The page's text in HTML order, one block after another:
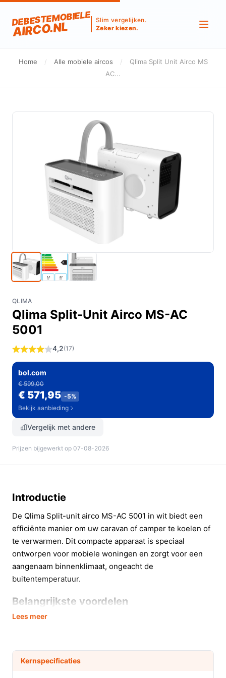
DEBESTEMOBIELE
AIRCO.NL
Slim vergelijken.
Zeker kiezen.
Home / Alle mobiele aircos /
Qlima Split Unit Airco MS
AC...
QLIMA
Qlima Split-Unit Airco MS-AC
5001
4,2(17)
bol.com
€ 599,00
€ 571,95 -5%
Bekijk aanbieding
Vergelijk met andere
Prijzen bijgewerkt op 07-08-2026
Introductie
De Qlima Split-unit airco MS-AC 5001 in wit biedt een
efficiënte manier om uw caravan of camper te koelen of
te verwarmen. Dit compacte apparaat is speciaal
ontworpen voor mobiele woningen en zorgt voor een
aangenaam binnenklimaat, ongeacht de
buitentemperatuur.
Belangrijkste voordelen
Met de Qlima MS-AC 5001 geniet u van een
Uitstekend koelvermogen van 5000 BTU, ideaal
Lees meer
Kernspecificaties